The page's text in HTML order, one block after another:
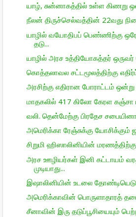
யாழ், சுன்னாகத்தில் உள்ள கிணறு
நீலன் திருச்செல்வத்தின் 22வது
யாழில் வயோதிபப் பெண்ணிற்கு
தடு...
யாழில் அரச உத்தியோகத்தர்
கொத்தலாவல சட்டமூலத்திற்கு
அரசிற்கு எதிரான போராட்டம் ஒன்று
மாதகலில் 417 கிலோ கேரள கஞ்சா
வலி. தென்மேற்கு பிரதேச
அமெரிக்கா ரேஞ்சுக்கு யோசிக்கும்
சிறுமி ஹிஸாலினியின்
அரச ஊழியர்கள் இனி கட்டாயம்
முடியாது...
இஷாலினியின் உடலை
அமெரிக்காவின் பொருளாதாரத்
சீனாவின் இரு தடுப்பூசியையும்